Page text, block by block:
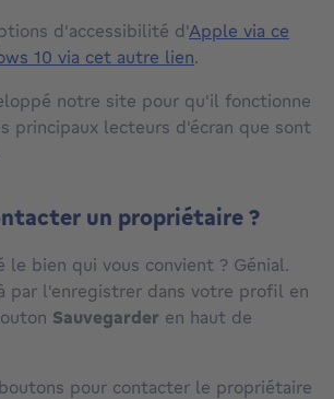
d'accessibilité d'Apple via ce
10 via cet autre lien.
notre site pour qu'il fonctionne
principaux lecteurs d'écran que sont
un propriétaire ?
le bien qui vous convient ? Génial.
par l'enregistrer dans votre profil en
Sauvegarder en haut de
pour contacter le propriétaire